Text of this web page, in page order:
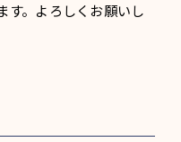
す。よろしくお願いし